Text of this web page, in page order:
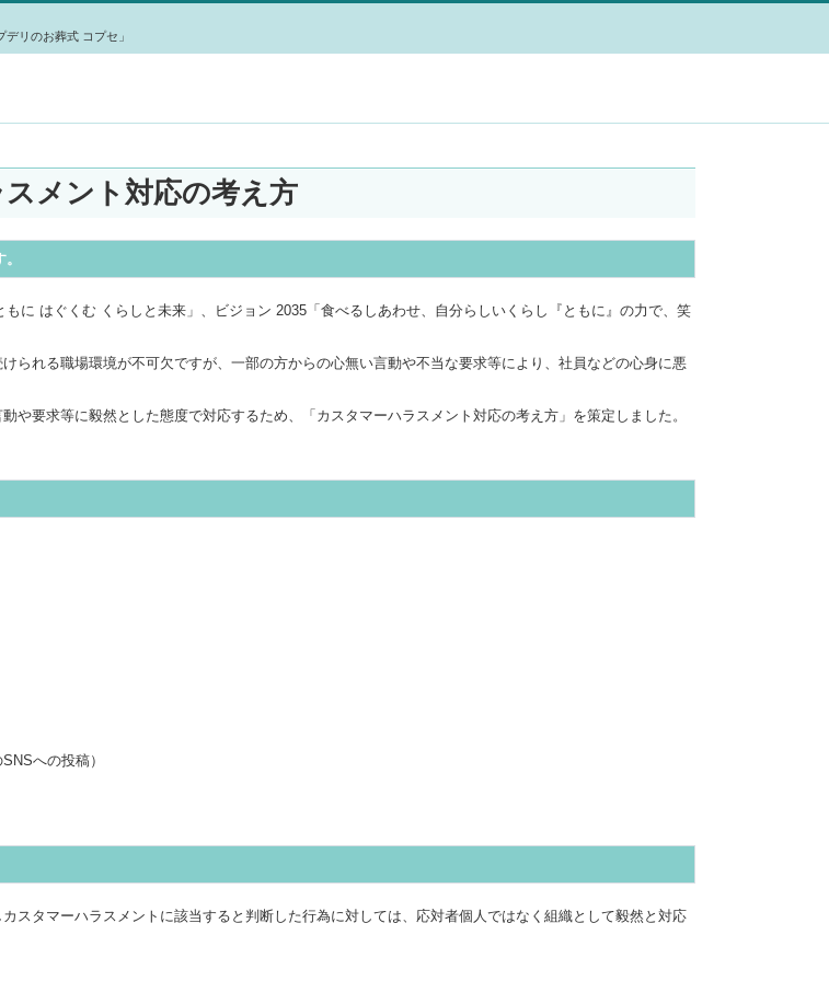
リのお葬式 コプセ」
メント対応の考え方
に はぐくむ くらしと未来」、ビジョン 2035「食べるしあわせ、自分らしいくらし『ともに』の力で、笑
られる職場環境が不可欠ですが、一部の方からの心無い言動や不当な要求等により、社員などの心身に悪
要求等に毅然とした態度で対応するため、「カスタマーハラスメント対応の考え方」を策定しました。
への投稿）
スタマーハラスメントに該当すると判断した行為に対しては、応対者個人ではなく組織として毅然と対応